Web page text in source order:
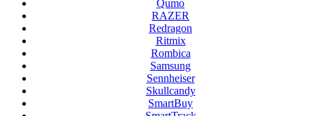
Qumo
RAZER
Redragon
Ritmix
Rombica
Samsung
Sennheiser
Skullcandy
SmartBuy